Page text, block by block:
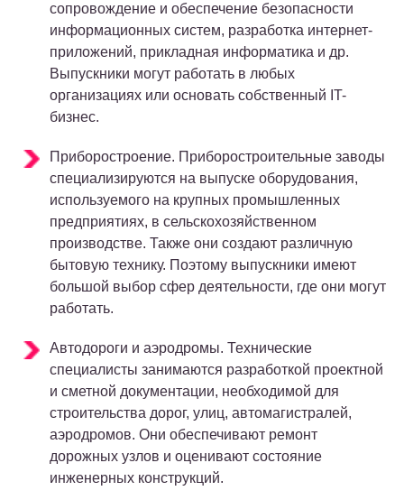
сопровождение и обеспечение безопасности
информационных систем, разработка интернет-
приложений, прикладная информатика и др.
Выпускники могут работать в любых
организациях или основать собственный IT-
бизнес.
Приборостроение. Приборостроительные заводы
специализируются на выпуске оборудования,
используемого на крупных промышленных
предприятиях, в сельскохозяйственном
производстве. Также они создают различную
бытовую технику. Поэтому выпускники имеют
большой выбор сфер деятельности, где они могут
работать.
Автодороги и аэродромы. Технические
специалисты занимаются разработкой проектной
и сметной документации, необходимой для
строительства дорог, улиц, автомагистралей,
аэродромов. Они обеспечивают ремонт
дорожных узлов и оценивают состояние
инженерных конструкций.